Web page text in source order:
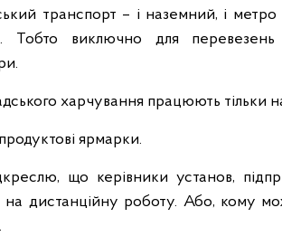
транспорт – і наземний, і
Тобто виключно для перевезень
харчування працюють тільки
ярмарки.
що керівники установ,
на дистанційну роботу. Або, кому